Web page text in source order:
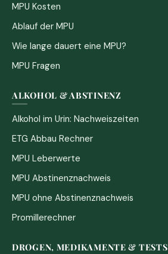
MPU Kosten
Ablauf der MPU
Wie lange dauert eine MPU?
MPU Fragen
ALKOHOL & ABSTINENZ
Alkohol im Urin: Nachweiszeiten
ETG Abbau Rechner
MPU Leberwerte
MPU Abstinenznachweis
MPU ohne Abstinenznachweis
Promillerechner
DROGEN, MEDIKAMENTE & TESTS